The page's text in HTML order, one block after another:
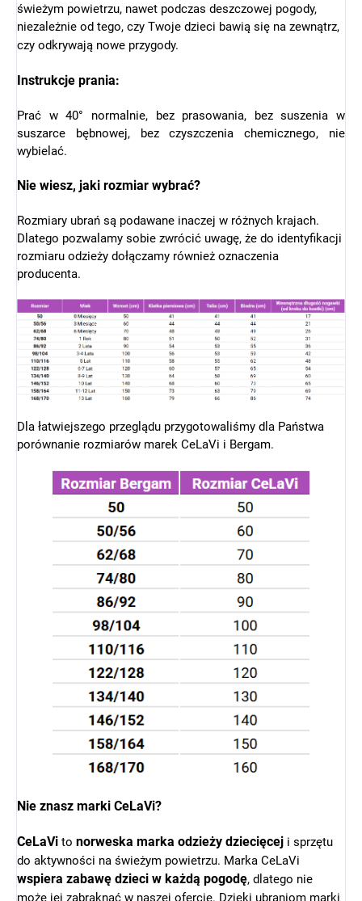
świeżym powietrzu, nawet podczas deszczowej pogody,
niezależnie od tego, czy Twoje dzieci bawią się na zewnątrz,
czy odkrywają nowe przygody.
Instrukcje prania:
Prać w 40° normalnie, bez prasowania, bez suszenia w
suszarce bębnowej, bez czyszczenia chemicznego, nie
wybielać.
Nie wiesz, jaki rozmiar wybrać?
Rozmiary ubrań są podawane inaczej w różnych krajach.
Dlatego pozwalamy sobie zwrócić uwagę, że do identyfikacji
rozmiaru odzieży dołączamy również oznaczenia
producenta.
Dla łatwiejszego przeglądu przygotowaliśmy dla Państwa
porównanie rozmiarów marek CeLaVi i Bergam.
Nie znasz marki CeLaVi?
CeLaVi to norweska marka odzieży dziecięcej i sprzętu
do aktywności na świeżym powietrzu. Marka CeLaVi
wspiera zabawę dzieci w każdą pogodę, dlatego nie
może jej zabraknąć w naszej ofercie. Dzięki ubraniom marki